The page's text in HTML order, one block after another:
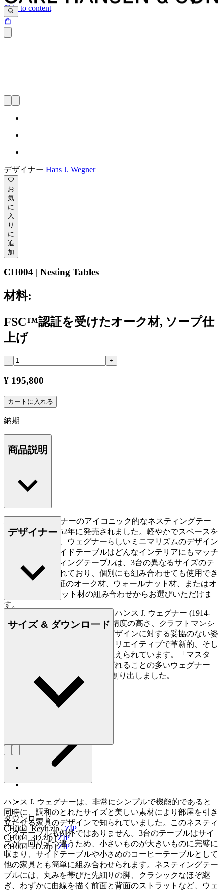
Skip to content
デザイナー Hans J. Wegner
お
気
に
入
り
に
追
加
CH004 | Nesting Tables
材料:
FSC™認証を受けたオーク材, ソープ仕
上げ
- +
¥ 195,800
カートに入れる
納期
商品説明
ハンス J. ウェグナーのアイコニック的なネスティングテー
ブルは、当初1952年に発売されました。軽やかでスペースを
最大限に活かす、ウェグナーらしいミニマリズムのデザイン
により、このサイドテーブルはどんなインテリアにもマッチ
します。ネスティングテーブルは、3台の異なるサイズのテ
ーブルで構成されており、個別にも組み合わせても使用でき
ます。FSC™認証のオーク材、ウォールナット材、またはオ
ーク/ウォールナット材の組み合わせからお選びいただけま
す。
もっと読む
デザイナー
デンマークの家具デザイナー、ハンス J. ウェグナー (1914-
2007) は、家具づくりにおける精度の高さ、クラフトマンシ
ップに対する優れた洞察力、デザインに対する妥協のない姿
勢で知られており、史上最もクリエイティブで革新的、そし
て多作なデザイナーの一人に数えられています。「マスタ
ー・オブ・ザ・チェア」と呼ばれることの多いウェグナー
は、生涯で約500点もの椅子を創り出しました。
詳しく見る Hans J. Wegner
サイズ & ダウンロード
ダウンロード
CH004_Revit.zip|ZIP
CH004_3D.zip|ZIP
CH004_2D.zip |ZIP
ハンス J. ウェグナーは、非常にシンプルで機能的であると
同時に、調和のとれたサイズと美しい素材により部屋を引き
立たせる家具のデザインで知られていました。このネスティ
ングテーブルも例外ではありません。3台のテーブルはサイ
ズが一回りずつ違うため、小さいものが大きいものに完璧に
収まり、サイドテーブルや小さめのコーヒーテーブルとして
他の家具とも簡単に組み合わせられます。ネスティングテー
ブルには、丸みを帯びた先細りの脚、クラシックなほぞ継
ぎ、わずかに曲線を描く前面と背面のストラットなど、ウェ